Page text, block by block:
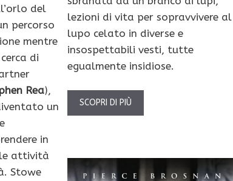
del
percorso
mentre
di
Rea),
un
in
attività
Stowe
lezioni di vita per sopravvivere al
lupo celato in diverse e
insospettabili vesti, tutte
egualmente insidiose.
SCOPRI DI PIÙ